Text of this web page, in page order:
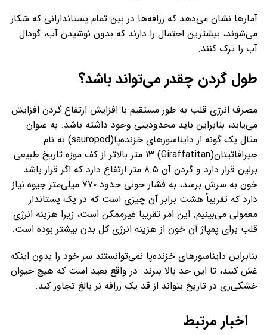
آمارها نشان می‌دهد که زرافه‌ها در بین تمام پستاندارانی که شکار
می‌شوند، بیشترین احتمال را دارند که بدون نوشیدن آب، گودال
آب را ترک کنند.
طول گردن چقدر می‌تواند باشد؟
مصرف انرژی قلب به طور مستقیم با افزایش ارتفاع گردن افزایش
می‌یابد، بنابراین باید محدودیتی وجود داشته باشد. به عنوان
مثال یک گونه از دایناسورهای خزنده‌پا(sauropod) به نام
جیرافاتیتان(Giraffatitan) ۱۳ متر بالاتر از کف موزه تاریخ طبیعی
برلین قرار دارد و گردن آن ۸.۵ متر ارتفاع دارد که اگر قرار باشد
خون به سرش برسد، به فشار خونی حدود ۷۷۰ میلی‌متر جیوه نیاز
دارد که تقریباً هشت برابر آن چیزی است که در یک پستاندار
معمولی می‌بینیم. این امر تقریبا غیرممکن است، زیرا هزینه انرژی
قلب برای پمپاژ آن خون از هزینه انرژی کل بدن بیشتر بوده است.
بنابراین دایناسورهای خزنده‌پا نمی‌توانستند سر خود را بدون اینکه
غش کنند، تا این حد بالا ببرند. در واقع بعید است که هیچ حیوان
خشکی‌زی در تاریخ بتواند از قد یک زرافه نر بالغ تجاوز کند.
اخبار مرتبط